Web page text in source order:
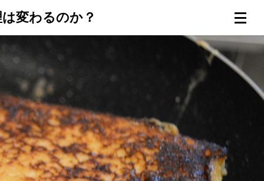
連載一覧 倶楽部入会
変わるのか？